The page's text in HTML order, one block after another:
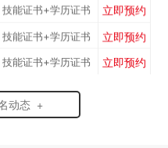
技能证书+学历证书 立即预约
技能证书+学历证书 立即预约
技能证书+学历证书 立即预约
技能证书+学历证书
技能证书+学历证书
动态 +